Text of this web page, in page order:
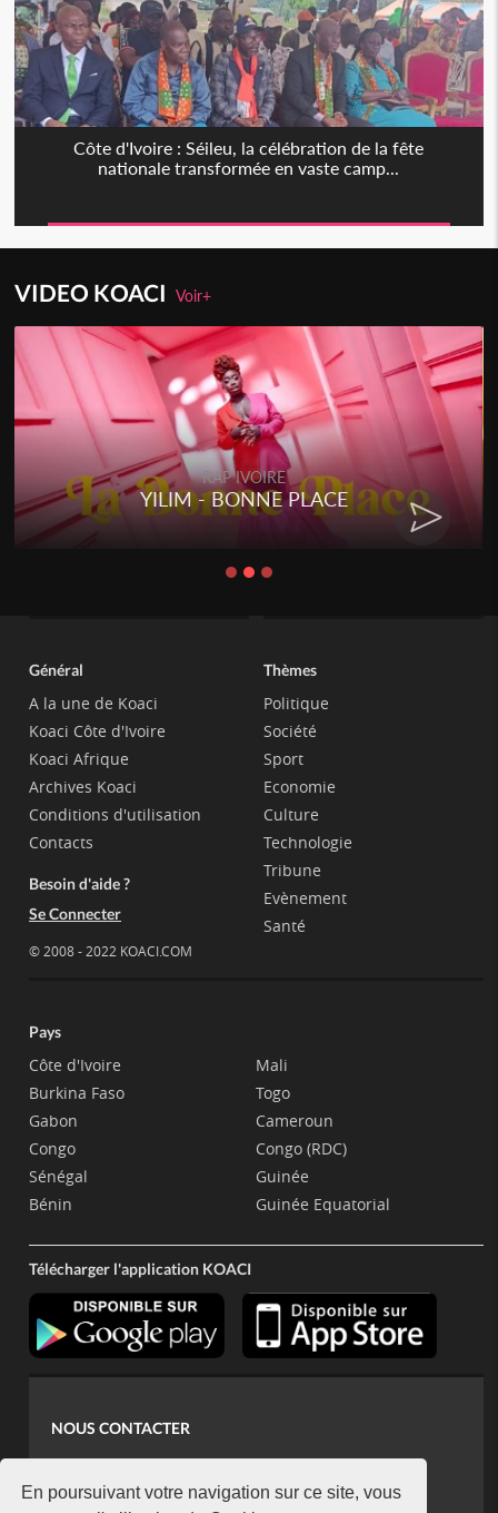
En poursuivant votre navigation sur ce site, vous
Côte d'Ivoire : Séileu, la célébration de la fête
nationale transformée en vaste camp...
VIDEO KOACIVoir+
RAP IVOIRE
YILIM - BONNE PLACE
Général
A la une de Koaci
Koaci Côte d'Ivoire
Koaci Afrique
Archives Koaci
Conditions d'utilisation
Contacts
Besoin d'aide ?
Se Connecter
© 2008 - 2022 KOACI.COM
Thèmes
Politique
Société
Sport
Economie
Culture
Technologie
Tribune
Evènement
Santé
Pays
Côte d'Ivoire
Burkina Faso
Gabon
Congo
Sénégal
Bénin
Mali
Togo
Cameroun
Congo (RDC)
Guinée
Guinée Equatorial
Télécharger l'application KOACI
NOUS CONTACTER
koaci@yahoo.fr